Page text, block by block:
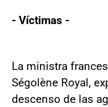
- Víctimas -
La ministra
Ségolène Royal,
descenso de las